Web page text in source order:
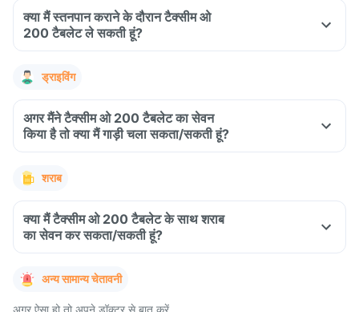
क्या मैं स्तनपान कराने के दौरान टैक्सीम ओ
200 टैबलेट ले सकती हूं?
ड्राइविंग
अगर मैंने टैक्सीम ओ 200 टैबलेट का सेवन
किया है तो क्या मैं गाड़ी चला सकता/सकती हूं?
शराब
क्या मैं टैक्सीम ओ 200 टैबलेट के साथ शराब
का सेवन कर सकता/सकती हूं?
अन्य सामान्य चेतावनी
अगर ऐसा हो तो अपने डॉक्टर से बात करें